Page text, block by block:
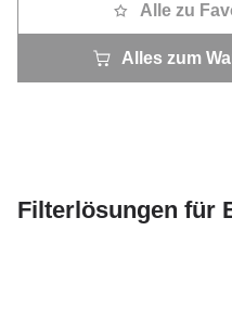
Alle zu
Alles zum
Filterlösungen für